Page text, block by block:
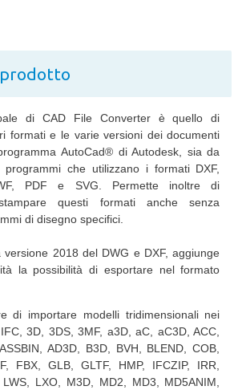
prodotto
di CAD File Converter è quello di
formati e le varie versioni dei documenti
AutoCad® di Autodesk, sia da
programmi che utilizzano i formati DXF,
PDF e SVG. Permette inoltre di
questi formati anche senza
di disegno specifici.
versione 2018 del DWG e DXF, aggiunge
la possibilità di esportare nel formato
di importare modelli tridimensionali nei
3D, 3DS, 3MF, a3D, aC, aC3D, ACC,
AD3D, B3D, BVH, BLEND, COB,
FBX, GLB, GLTF, HMP, IFCZIP, IRR,
LWS, LXO, M3D, MD2, MD3, MD5ANIM,